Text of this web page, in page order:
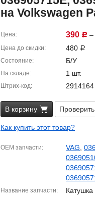
на Volkswagen
Цена 390 Р –
Цена до скидки 480 Р
Состояние Б/У
На складе 1 шт.
Штрих-код 2914164
В корзину
Как купить этот товар?
OEM запчасти VAG
Название запчасти Катушка